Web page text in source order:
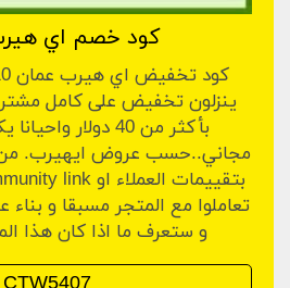
كود خصم اي
ينزلون تخفيض على كامل
بأكثر من 40 دولار
مجاني..حسب عروض ايهيرب.
تعاملوا مع المتجر مسبقا و
و ستعرف ما اذا كان هذا